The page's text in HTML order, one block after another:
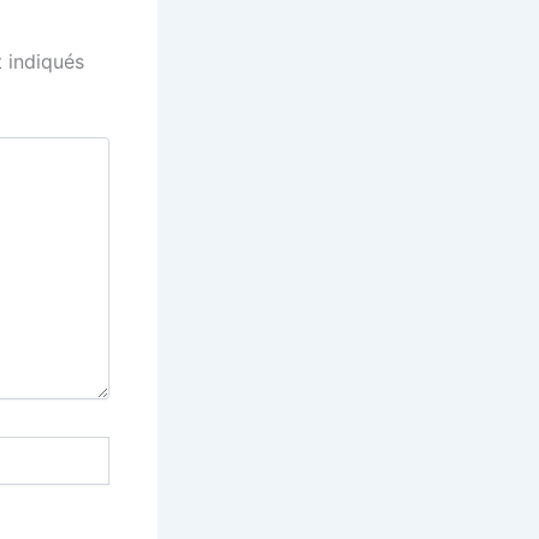
indiqués